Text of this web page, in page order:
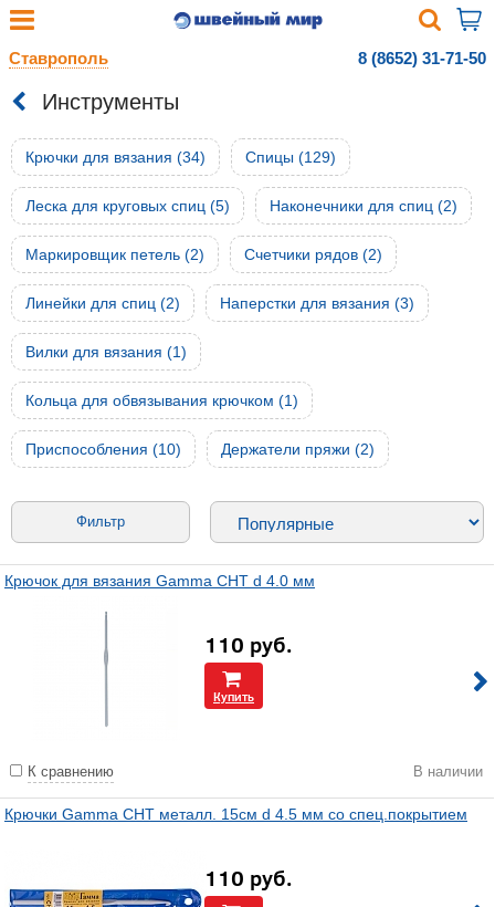
Ставрополь 8 (8652) 31-71-50
Инструменты
Крючки для вязания (34) Спицы (129)
Леска для круговых спиц (5) Наконечники для спиц (2)
Маркировщик петель (2) Счетчики рядов (2)
Линейки для спиц (2) Наперстки для вязания (3)
Вилки для вязания (1)
Кольца для обвязывания крючком (1)
Приспособления (10) Держатели пряжи (2)
Фильтр
Крючок для вязания Gamma СНТ d 4.0 мм
110 руб.
Купить
К сравнению В наличии
Крючки Gamma СНТ металл. 15см d 4.5 мм со спец.покрытием
110 руб.